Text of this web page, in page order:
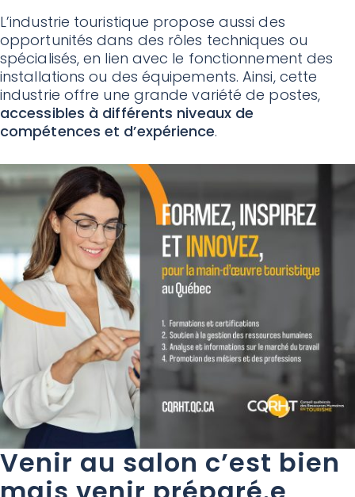
L’industrie touristique propose aussi des
opportunités dans des rôles techniques ou
spécialisés, en lien avec le fonctionnement des
installations ou des équipements. Ainsi, cette
industrie offre une grande variété de postes,
accessibles à différents niveaux de
compétences et d’expérience.
Venir au salon c’est bien